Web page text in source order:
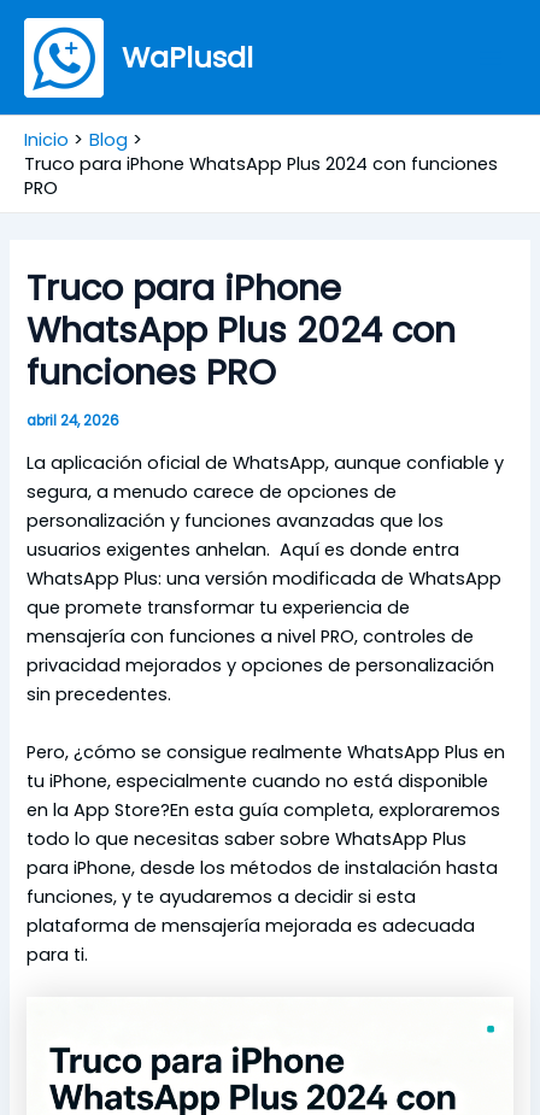
contenido
WaPlusdl
Inicio
Blog
Truco para iPhone WhatsApp Plus 2024 con funciones
PRO
Truco para iPhone
WhatsApp Plus 2024 con
funciones PRO
abril 24, 2026
La aplicación oficial de WhatsApp, aunque confiable y
segura, a menudo carece de opciones de
personalización y funciones avanzadas que los
usuarios exigentes anhelan. Aquí es donde entra
WhatsApp Plus: una versión modificada de WhatsApp
que promete transformar tu experiencia de
mensajería con funciones a nivel PRO, controles de
privacidad mejorados y opciones de personalización
sin precedentes.
Pero, ¿cómo se consigue realmente WhatsApp Plus en
tu iPhone, especialmente cuando no está disponible
en la App Store?En esta guía completa, exploraremos
todo lo que necesitas saber sobre WhatsApp Plus
para iPhone, desde los métodos de instalación hasta
funciones, y te ayudaremos a decidir si esta
plataforma de mensajería mejorada es adecuada
para ti.